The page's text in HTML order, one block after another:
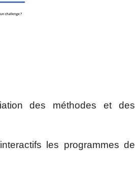
des méthodes et des
les programmes de